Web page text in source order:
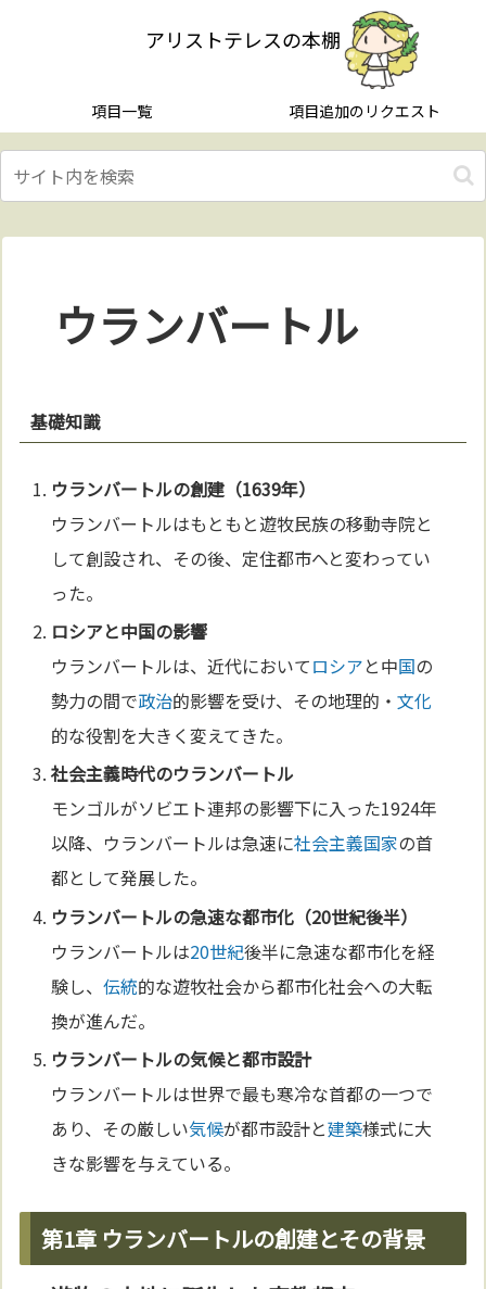
アリストテレスの本棚
項目一覧 項目追加のリクエスト
ウランバートル
基礎知識
ウランバートルの創建（1639年）
ウランバートルはもともと遊牧民族の移動寺院と
して創設され、その後、定住都市へと変わってい
った。
ロシアと中国の影響
ウランバートルは、近代においてロシアと中国の
勢力の間で政治的影響を受け、その地理的・文化
的な役割を大きく変えてきた。
社会主義時代のウランバートル
モンゴルがソビエト連邦の影響下に入った1924年
以降、ウランバートルは急速に社会主義国家の首
都として発展した。
ウランバートルの急速な都市化（20世紀後半）
ウランバートルは20世紀後半に急速な都市化を経
験し、伝統的な遊牧社会から都市化社会への大転
換が進んだ。
ウランバートルの気候と都市設計
ウランバートルは世界で最も寒冷な首都の一つで
あり、その厳しい気候が都市設計と建築様式に大
きな影響を与えている。
第1章 ウランバートルの創建とその背景